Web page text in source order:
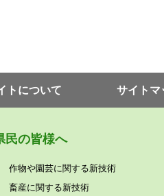
トについて サイトマ
⺠の皆様へ
作物や園芸に関する新技術
畜産に関する新技術